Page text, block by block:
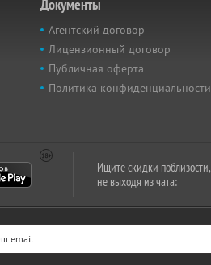
Документы
Агентский договор
Лицензионный договор
Публичная оферта
Политика конфиденциальности
Ищите скидки поблизости,
не выходя из чата: